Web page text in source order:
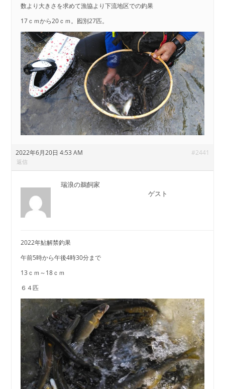
数より大きさを求めて漁協より下流地区での釣果
17ｃｍから20ｃｍ。囮別27匹。
2022年6月20日 4:53 AM #2441
返信
瑞浪の鵜飼家
ゲスト
2022年鮎解禁釣果
午前5時から午後4時30分まで
13ｃｍ～18ｃｍ
６４匹